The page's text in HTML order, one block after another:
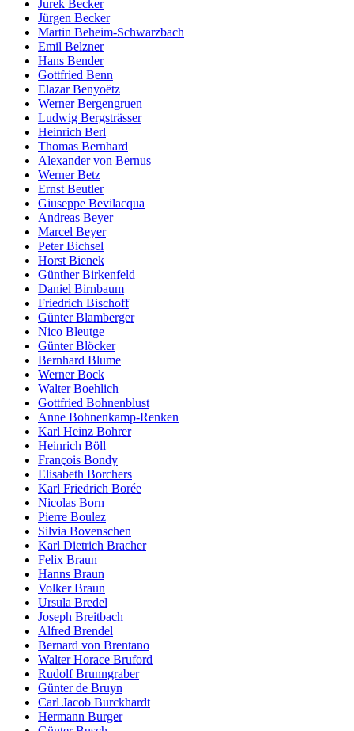
Jurek Becker
Jürgen Becker
Martin Beheim-Schwarzbach
Emil Belzner
Hans Bender
Gottfried Benn
Elazar Benyoëtz
Werner Bergengruen
Ludwig Bergsträsser
Heinrich Berl
Thomas Bernhard
Alexander von Bernus
Werner Betz
Ernst Beutler
Giuseppe Bevilacqua
Andreas Beyer
Marcel Beyer
Peter Bichsel
Horst Bienek
Günther Birkenfeld
Daniel Birnbaum
Friedrich Bischoff
Günter Blamberger
Nico Bleutge
Günter Blöcker
Bernhard Blume
Werner Bock
Walter Boehlich
Gottfried Bohnenblust
Anne Bohnenkamp-Renken
Karl Heinz Bohrer
Heinrich Böll
François Bondy
Elisabeth Borchers
Karl Friedrich Borée
Nicolas Born
Pierre Boulez
Silvia Bovenschen
Karl Dietrich Bracher
Felix Braun
Hanns Braun
Volker Braun
Ursula Bredel
Joseph Breitbach
Alfred Brendel
Bernard von Brentano
Walter Horace Bruford
Rudolf Brunngraber
Günter de Bruyn
Carl Jacob Burckhardt
Hermann Burger